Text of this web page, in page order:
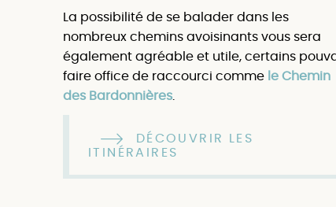
La possibilité de se balader dans les
nombreux chemins avoisinants vous sera
également agréable et utile, certains
faire office de raccourci comme le Chemin
des Bardonnières
DÉCOUVRIR LES
ITINÉRAIRES